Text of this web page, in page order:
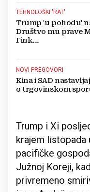
TEHNOLOŠKI 'RAT'
Trump 'u pohodu'
Društvo mu prave
Fink...
NOVI PREGOVORI
Kina i SAD
o trgovinskom
Trump i Xi
krajem
pacifičke
Južnoj Koreji,
privremeno